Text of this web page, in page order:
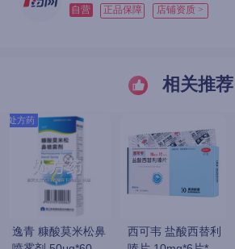
自营 正品保障 店铺资质 >
相关推荐
处方药
NASONEX/内舒拿
毕诺 曲安奈德鼻喷